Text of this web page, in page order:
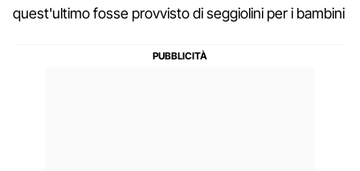
quest'ultimo fosse provvisto di seggiolini per i bambini